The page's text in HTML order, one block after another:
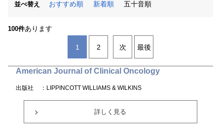
並べ替え おすすめ順 新着順 五十音順
100件あります
1 2 次 最後
American Journal of Clinical Oncology
出版社 ：LIPPINCOTT WILLIAMS & WILKINS
詳しく見る